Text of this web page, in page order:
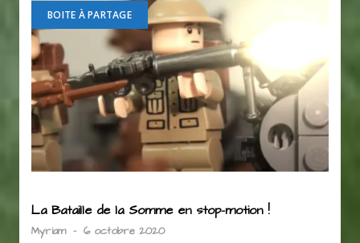
BOITE À PARTAGE
La Bataille de la Somme en stop-motion !
Myriam - 6 octobre 2020